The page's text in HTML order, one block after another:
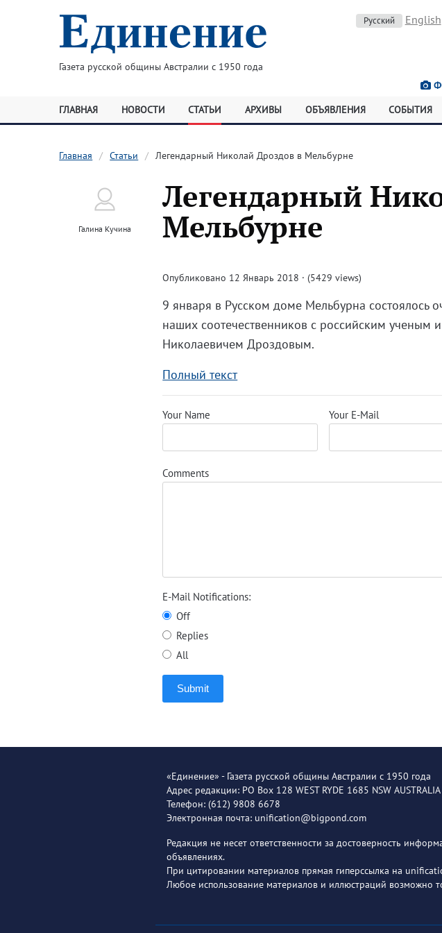
Газета русской общины Австралии с 1950 года
Русский English
ГЛАВНАЯ НОВОСТИ СТАТЬИ АРХИВЫ ОБЪЯВЛЕНИЯ СОБЫТИЯ
Главная Статьи Легендарный Николай Дроздов в Мельбурне
Галина Кучина
Легендарный
Мельбурне
Опубликовано 12 Январь 2018 · (5429 views)
9 января в Русском доме Мельбурна состоялось
наших соотечественников с российским ученым
Николаевичем Дроздовым.
Полный текст
Your Name Your E-Mail
Comments
E-Mail Notifications:
Off
Replies
All
Submit
«Единение» - Газета русской общины Австралии с 1950 года
Адрес редакции: PO Box 128 WEST RYDE 1685 NSW AUSTRALIA
Телефон: (612) 9808 6678
Электронная почта: unification@bigpond.com
Редакция не несет ответственности за достоверность
объявлениях.
При цитировании материалов прямая гиперссылка на
Любое использование материалов и иллюстраций возможно